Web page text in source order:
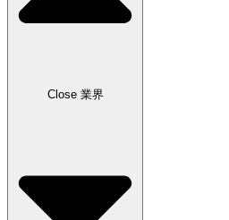
Close 業界